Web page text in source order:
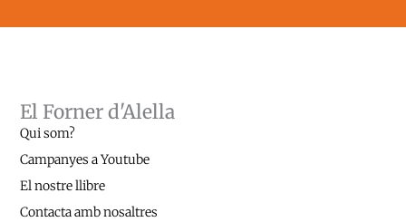
El Forner d'Alella
Qui som?
Campanyes a Youtube
El nostre llibre
Contacta amb nosaltres